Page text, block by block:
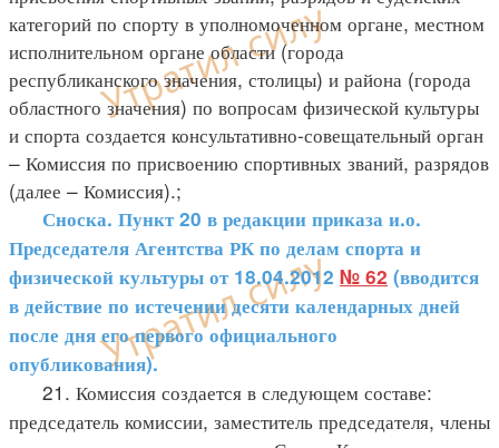
категорий по спорту в уполномоченном органе, местном
исполнительном органе области (города
республиканского значения, столицы) и района (города
областного значения) по вопросам физической культуры
и спорта создается консультативно-совещательный орган
– Комиссия по присвоению спортивных званий, разрядов
(далее – Комиссия).;
Сноска. Пункт 20 в редакции приказа и.о.
Председателя Агентства РК по делам спорта и
физической культуры от 18.04.2012 № 62 (вводится
в действие по истечении десяти календарных дней
после дня его первого официального
опубликования).
21. Комиссия создается в следующем составе:
председатель комиссии, заместитель председателя, члены